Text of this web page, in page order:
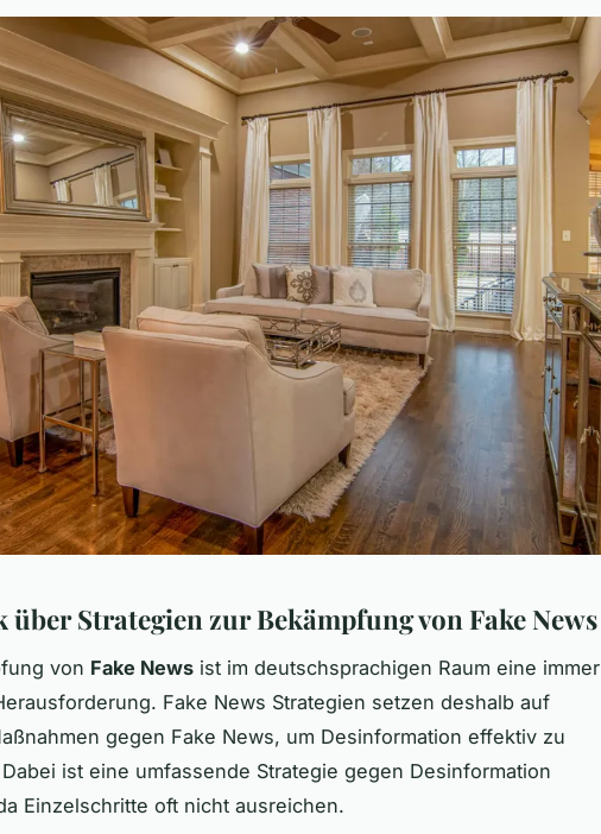
über Strategien zur Bekämpfung von Fake News
von Fake News ist im deutschsprachigen Raum eine immer
Fake News Strategien setzen deshalb auf
gegen Fake News, um Desinformation effektiv zu
ist eine umfassende Strategie gegen Desinformation
Einzelschritte oft nicht ausreichen.